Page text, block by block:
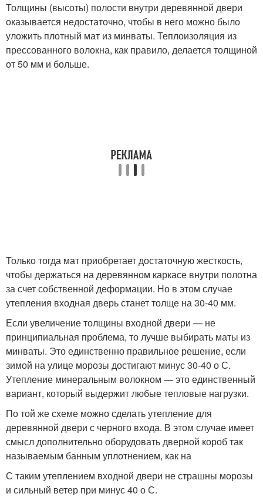
Толщины (высоты) полости внутри деревянной двери
оказывается недостаточно, чтобы в него можно было
уложить плотный мат из минваты. Теплоизоляция из
прессованного волокна, как правило, делается толщиной
от 50 мм и больше.
Только тогда мат приобретает достаточную жесткость,
чтобы держаться на деревянном каркасе внутри полотна
за счет собственной деформации. Но в этом случае
утепления входная дверь станет толще на 30-40 мм.
Если увеличение толщины входной двери — не
принципиальная проблема, то лучше выбирать маты из
минваты. Это единственно правильное решение, если
зимой на улице морозы достигают минус 30-40 о С.
Утепление минеральным волокном — это единственный
вариант, который выдержит любые тепловые нагрузки.
По той же схеме можно сделать утепление для
деревянной двери с черного входа. В этом случае имеет
смысл дополнительно оборудовать дверной короб так
называемым банным уплотнением, как на
С таким утеплением входной двери не страшны морозы
и сильный ветер при минус 40 о С.